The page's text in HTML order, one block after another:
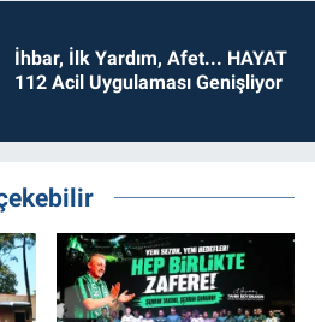
İhbar, İlk Yardım, Afet... HAYAT
112 Acil Uygulaması Genişliyor